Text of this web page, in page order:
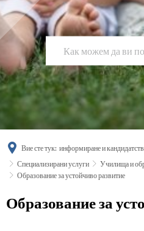
Вие сте тук: информиране и
Специализирани услуги
Училища и
Образование за устойчиво развитие
Образование
Образование за